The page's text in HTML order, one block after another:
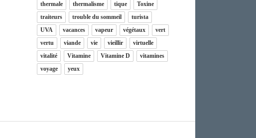
thermale
thermalisme tique
Toxine
traiteurs
trouble du sommeil
turista
UVA
vacances vapeur végétaux
vert
vertu
viande vie vieillir
virtuelle
vitalité
Vitamine Vitamine D
vitamines
voyage
yeux